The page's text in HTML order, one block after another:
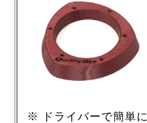
※ ドライバーで簡単に